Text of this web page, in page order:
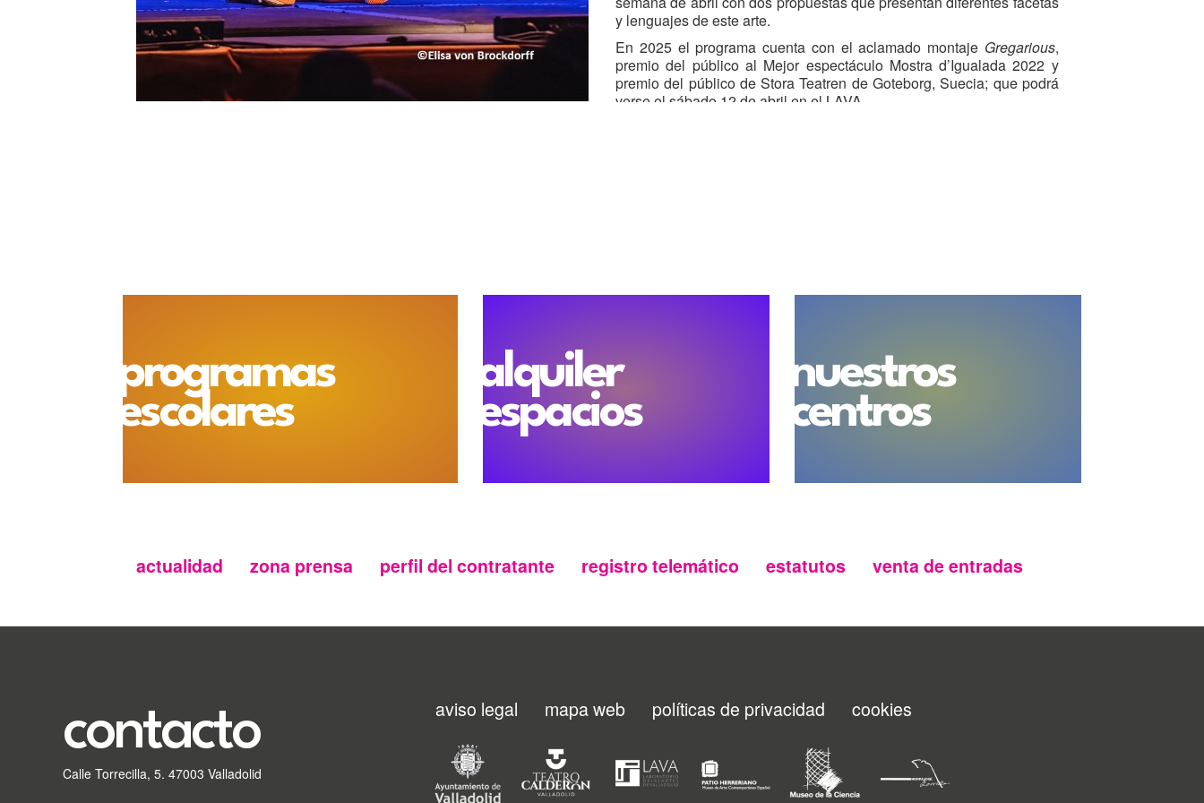
y lenguajes de este arte.
En 2025 el programa cuenta con el aclamado montaje Gregarious,
premio del público al Mejor espectáculo Mostra d’Igualada 2022 y
premio del público de Stora Teatren de Goteborg, Suecia; que podrá
verse el sábado 12 de abril en el LAVA.
programas
escolares
alquiler
espacios
nuestros
centros
secundario
actualidad zona prensa perfil del contratante registro telemático estatutos venta de entradas
contacto
Calle Torrecilla, 5. 47003 Valladolid
Menu
footer
aviso legal mapa web políticas de privacidad cookies